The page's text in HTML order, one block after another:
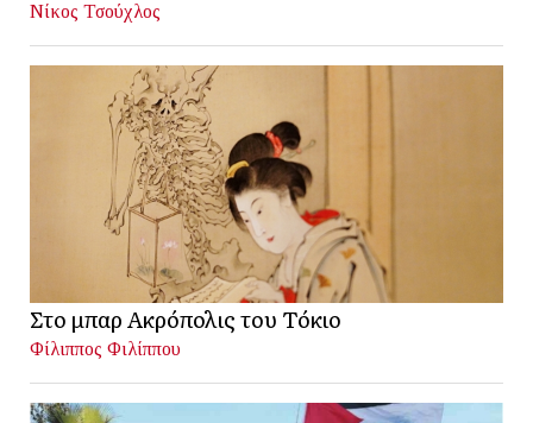
Νίκος Τσούχλος
Στο μπαρ Ακρόπολις του Τόκιο
Φίλιππος Φιλίππου